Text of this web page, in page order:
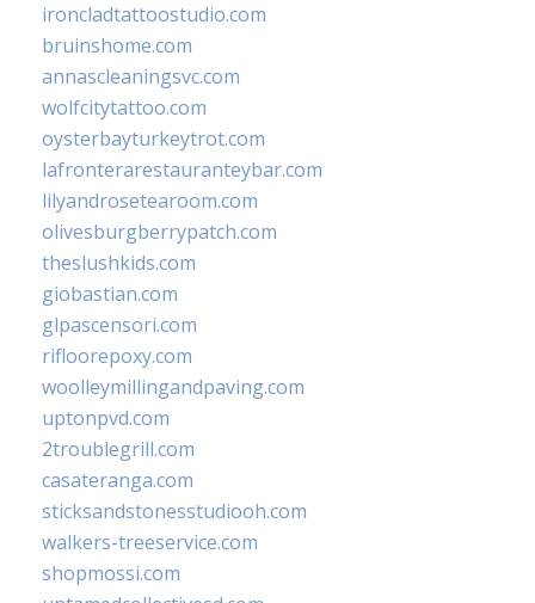
ironcladtattoostudio.com
bruinshome.com
annascleaningsvc.com
wolfcitytattoo.com
oysterbayturkeytrot.com
lafronterarestauranteybar.com
lilyandrosetearoom.com
olivesburgberrypatch.com
theslushkids.com
giobastian.com
glpascensori.com
rifloorepoxy.com
woolleymillingandpaving.com
uptonpvd.com
2troublegrill.com
casateranga.com
sticksandstonesstudiooh.com
walkers-treeservice.com
shopmossi.com